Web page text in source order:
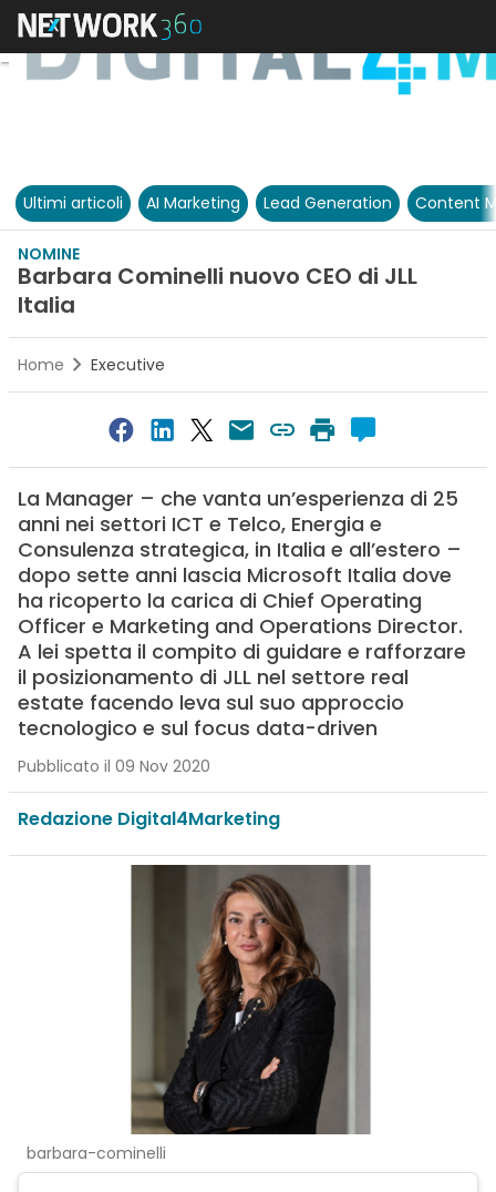
Ultimi articoli AI Marketing Lead Generation Content
NOMINE
Barbara Cominelli nuovo CEO di JLL
Italia
Home Executive
La Manager – che vanta un’esperienza di 25
anni nei settori ICT e Telco, Energia e
Consulenza strategica, in Italia e all’estero –
dopo sette anni lascia Microsoft Italia dove
ha ricoperto la carica di Chief Operating
Officer e Marketing and Operations Director.
A lei spetta il compito di guidare e rafforzare
il posizionamento di JLL nel settore real
estate facendo leva sul suo approccio
tecnologico e sul focus data-driven
Pubblicato il 09 Nov 2020
Redazione Digital4Marketing
barbara-cominelli